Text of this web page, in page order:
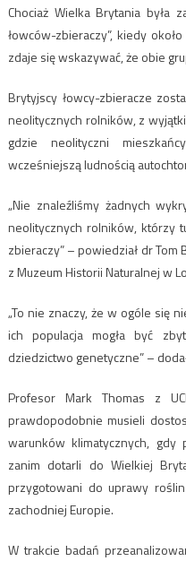
Chociaż Wielka Brytania była
łowców-zbieraczy”, kiedy
zdaje się wskazywać, że obie
Brytyjscy łowcy-zbieracze
neolitycznych rolników, z
gdzie neolityczni
wcześniejszą ludnością
„Nie znaleźliśmy żadnych
neolitycznych rolników, którzy
zbieraczy” – powiedział dr
z Muzeum Historii Naturalnej w
„To nie znaczy, że w ogóle się
ich populacja mogła być
dziedzictwo genetyczne” –
Profesor Mark Thomas z
prawdopodobnie musieli
warunków klimatycznych, gdy
zanim dotarli do Wielkiej
przygotowani do uprawy
zachodniej Europie.
W trakcie badań